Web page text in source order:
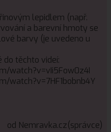
lepidlem (např.
a barevní hmoty se
barvy (je uvedeno u
do těchto videí:
watch?v=vIi5Fow0z4I
watch?v=7HF1bobnb4Y
od Nemravka.cz(správce)